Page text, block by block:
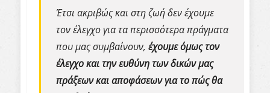
Έτσι ακριβώς και στη ζωή δεν έχουμε
τον έλεγχο για τα περισσότερα πράγματα
που μας συμβαίνουν, έχουμε όμως τον
έλεγχο και την ευθύνη των δικών μας
πράξεων και αποφάσεων για το πώς θα